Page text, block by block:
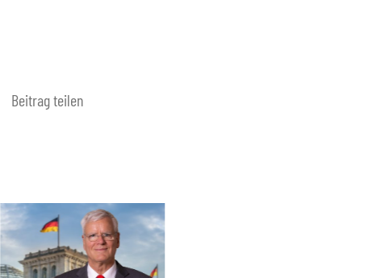
Beitrag teilen